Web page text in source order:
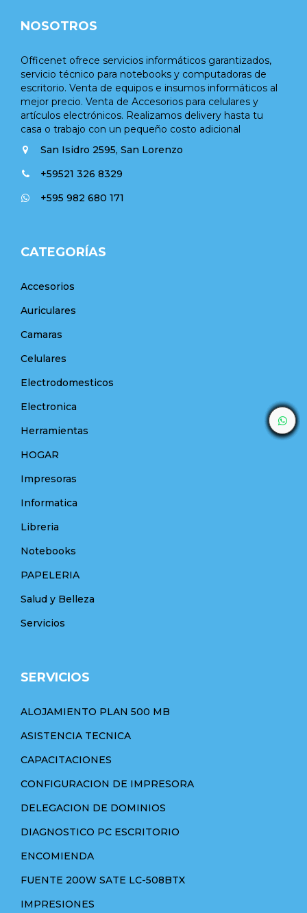
NOSOTROS
Officenet ofrece servicios informáticos garantizados,
servicio técnico para notebooks y computadoras de
escritorio. Venta de equipos e insumos informáticos al
mejor precio. Venta de Accesorios para celulares y
artículos electrónicos. Realizamos delivery hasta tu
casa o trabajo con un pequeño costo adicional
San Isidro 2595, San Lorenzo
+59521 326 8329
+595 982 680 171
CATEGORÍAS
Accesorios
Auriculares
Camaras
Celulares
Electrodomesticos
Electronica
Herramientas
HOGAR
Impresoras
Informatica
Libreria
Notebooks
PAPELERIA
Salud y Belleza
Servicios
SERVICIOS
ALOJAMIENTO PLAN 500 MB
ASISTENCIA TECNICA
CAPACITACIONES
CONFIGURACION DE IMPRESORA
DELEGACION DE DOMINIOS
DIAGNOSTICO PC ESCRITORIO
ENCOMIENDA
FUENTE 200W SATE LC-508BTX
IMPRESIONES